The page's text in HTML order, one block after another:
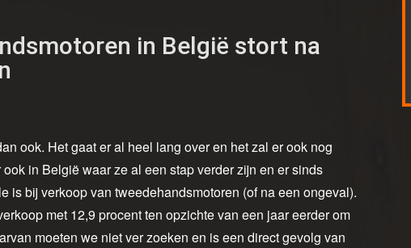
in België stort na
ook. Het gaat er al heel lang over en het zal er ook nog
in België waar ze al een stap verder zijn en er sinds
is bij verkoop van tweedehandsmotoren (of na een ongeval).
met 12,9 procent ten opzichte van een jaar eerder om
moeten we niet ver zoeken en is een direct gevolg van